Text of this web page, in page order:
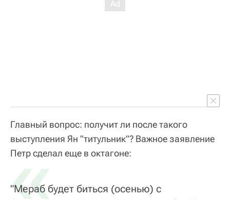
Главный вопрос: получит ли после такого
выступления Ян "титульник"? Важное заявление
Петр сделал еще в октагоне:
«
"Мераб будет биться (осенью) с